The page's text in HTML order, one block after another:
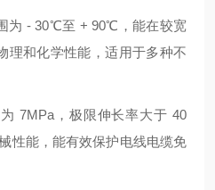
为 - 30℃至 + 90℃，能在较宽
理和化学性能，适用于多种不
7MPa，极限伸长率大于 40
性能，能有效保护电线电缆免